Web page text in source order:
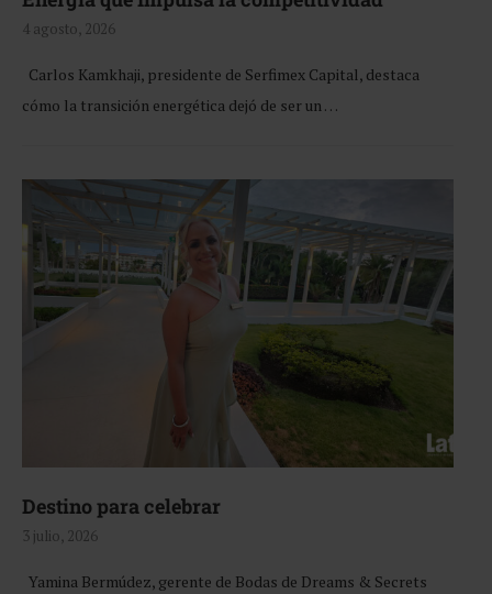
4 agosto, 2026
Carlos Kamkhaji, presidente de Serfimex Capital, destaca
cómo la transición energética dejó de ser un …
Destino para celebrar
3 julio, 2026
Yamina Bermúdez, gerente de Bodas de Dreams & Secrets